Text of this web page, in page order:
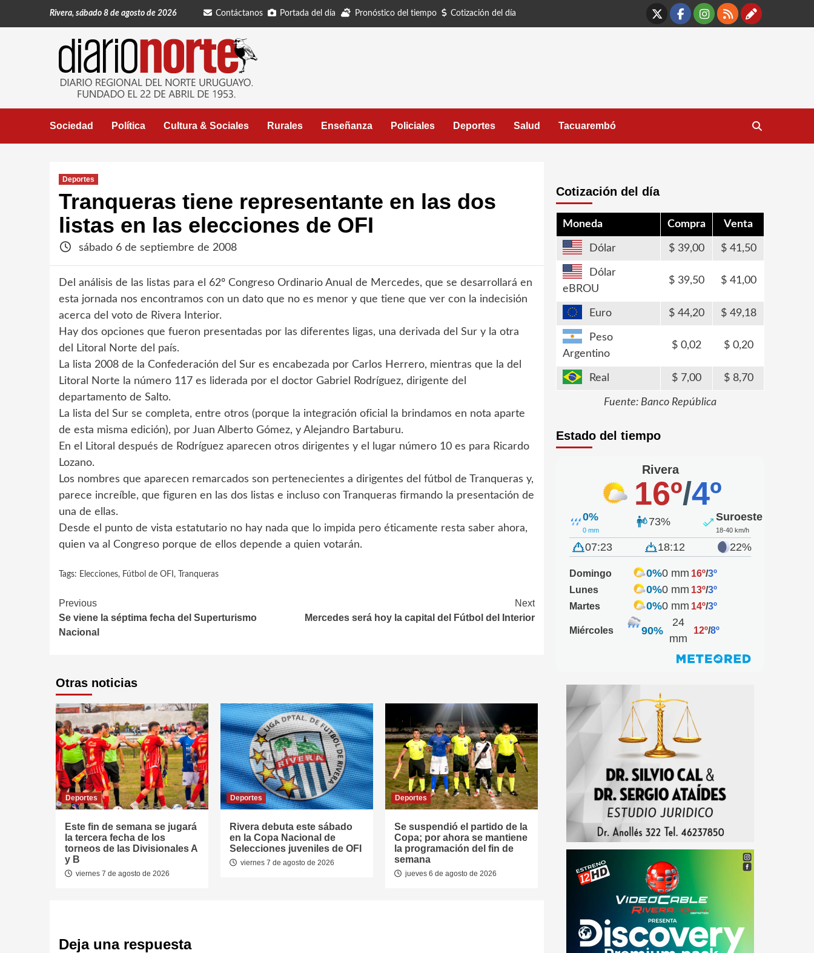
Rivera, sábado 8 de agosto de 2026 Contáctanos Portada del día Pronóstico del tiempo Cotización del día
X Facebook
Instagram
RSS
Sociedad Política Cultura & Sociales Rurales Enseñanza Policiales Deportes Salud Tacuarembó
Deportes
Tranqueras tiene representante en las dos
listas en las elecciones de OFI
sábado 6 de septiembre de 2008
Del análisis de las listas para el 62º Congreso Ordinario Anual de Mercedes, que se desarrollará en
esta jornada nos encontramos con un dato que no es menor y que tiene que ver con la indecisión
acerca del voto de Rivera Interior.
Hay dos opciones que fueron presentadas por las diferentes ligas, una derivada del Sur y la otra
del Litoral Norte del país.
La lista 2008 de la Confederación del Sur es encabezada por Carlos Herrero, mientras que la del
Litoral Norte la número 117 es liderada por el doctor Gabriel Rodríguez, dirigente del
departamento de Salto.
La lista del Sur se completa, entre otros (porque la integración oficial la brindamos en nota aparte
de esta misma edición), por Juan Alberto Gómez, y Alejandro Bartaburu.
En el Litoral después de Rodríguez aparecen otros dirigentes y el lugar número 10 es para Ricardo
Lozano.
Los nombres que aparecen remarcados son pertenecientes a dirigentes del fútbol de Tranqueras y,
parece increíble, que figuren en las dos listas e incluso con Tranqueras firmando la presentación de
una de ellas.
Desde el punto de vista estatutario no hay nada que lo impida pero éticamente resta saber ahora,
quien va al Congreso porque de ellos depende a quien votarán.
Tags: Elecciones, Fútbol de OFI , Tranqueras
Continue
Reading
Previous
Se viene la séptima fecha del Superturismo
Nacional
Next
Mercedes será hoy la capital del Fútbol del Interior
Otras noticias
Deportes
Este fin de semana se jugará
la tercera fecha de los
torneos de las Divisionales A
y B
viernes 7 de agosto de 2026
Deportes
Rivera debuta este sábado
en la Copa Nacional de
Selecciones juveniles de OFI
viernes 7 de agosto de 2026
Deportes
Se suspendió el partido de la
Copa; por ahora se mantiene
la programación del fin de
semana
jueves 6 de agosto de 2026
Deja una respuesta
Cotización del día
Moneda Compra Venta
Dólar 39,00 41,50
Dólar
eBROU
39,50 41,00
Euro 44,20 49,18
Peso
Argentino
0,02 0,20
Real 7,00 8,70
Fuente: Banco República
Estado del tiempo
Rivera
16º/4º
0%
0 mm
73% Suroeste
18-40 km/h
07:23 18:12 22%
Domingo 0%0 mm 16º/3º
Lunes
0%0 mm 13º/3º
Martes
0%0 mm 14º/3º
Miércoles 90%
24
mm
12º/8º